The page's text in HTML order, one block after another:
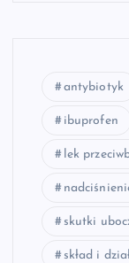
antybiotyk
ibuprofen
lek
skutki
skład i